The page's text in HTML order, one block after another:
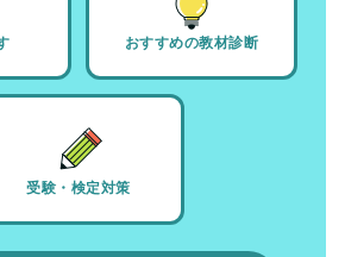
おすすめの教材診断
受験・検定対策